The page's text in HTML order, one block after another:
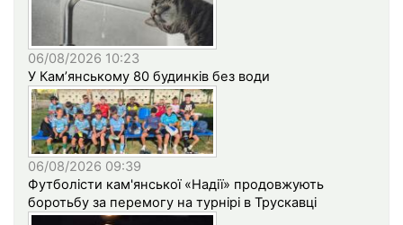
06/08/2026 10:23
У Кам’янському 80 будинків без води
06/08/2026 09:39
Футболісти кам'янської «Надії» продовжують
боротьбу за перемогу на турнірі в Трускавці